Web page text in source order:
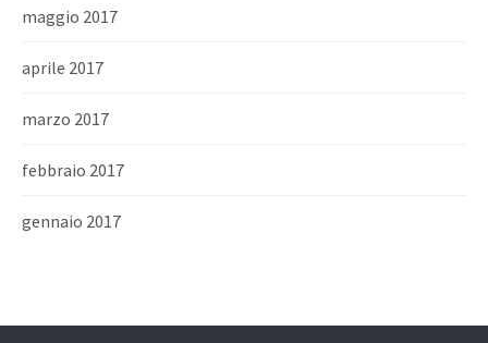
maggio 2017
aprile 2017
marzo 2017
febbraio 2017
gennaio 2017